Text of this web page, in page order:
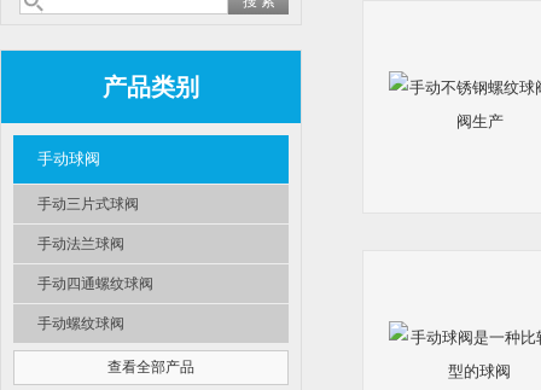
产品类别
手动球阀
手动三片式球阀
手动法兰球阀
手动四通螺纹球阀
手动螺纹球阀
查看全部产品